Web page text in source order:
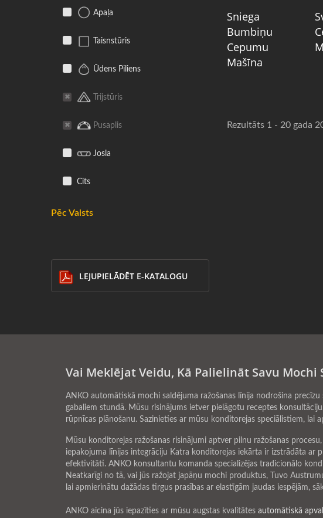
Apaļa
Taisnstūris
Ūdens Piliens
Trijstūris
Pusaplis
Josla
Cits
Pēc Valsts
LEJUPIELĀDĒT E-KATALOGU
Sniega
Bumbiņu
Cepumu
Mašīna
Rezultāts 1 - 20 gada
Vai Meklējat Veidu, Kā Palielināt Savu
ANKO automātiskā mochi saldējuma ražošanas līnija nodrošina
gabaliem stundā. Mūsu risinājums ietver pielāgotu receptes
rūpnīcas plānošanu. Sazinieties ar mūsu konditorejas speciālistiem, lai
Mūsu konditorejas ražošanas risinājumi aptver pilnu ražošanas
iepakojuma līnijas integrāciju Katra konditorejas iekārta ir izstrādāta
efektivitāti. ANKO konsultantu komanda specializējas tradicionālo
Neatkarīgi no tā, vai jūs ražojat japāņu mochi produktus, Tuvo
lai apmierinātu dažādas tirgus prasības ar elastīgām jaudas iespējām,
ANKO aicina jūs iepazīties ar mūsu augstas kvalitātes automātiskā